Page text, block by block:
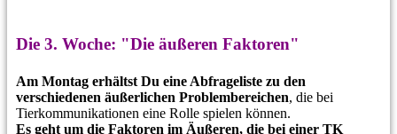
Die 3. Woche: "Die äußeren Faktoren"
Am Montag erhältst Du eine Abfrageliste zu den
verschiedenen äußerlichen Problembereichen, die bei
Tierkommunikationen eine Rolle spielen können.
Es geht um die Faktoren im Äußeren, die bei einer TK